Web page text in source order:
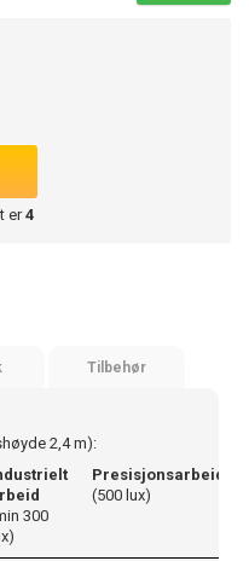
er4
Tilbehør
2,4 m):
300
Presisjonsarbeid
(500 lux)